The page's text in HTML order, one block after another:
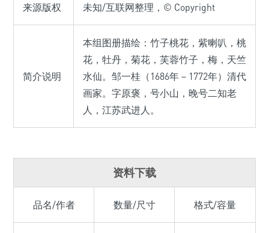
来源版权 未知/互联网整理，© Copyright
简介说明
本组图册描绘：竹子桃花，紫喇叭，桃
花，牡丹，菊花，芙蓉竹子，梅，天竺
水仙。邹一桂（1686年－1772年）清代
画家。字原褒，号小山，晚号二知老
人，江苏武进人。
资料下载
品名/作者 数量/尺寸 格式/容量